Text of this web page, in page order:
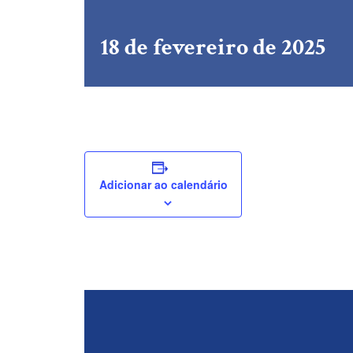
18 de fevereiro de 2025
Adicionar ao calendário